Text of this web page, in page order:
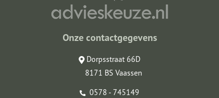
Onze contactgegevens
Dorpsstraat 66D
8171 BS Vaassen
0578 - 745149